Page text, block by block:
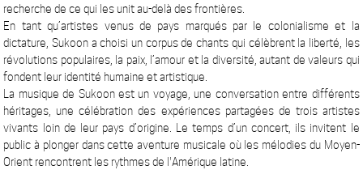
recherche de ce qui les unit au-delà des frontières.
En tant qu’artistes venus de pays marqués par le colonialisme et la
dictature, Sukoon a choisi un corpus de chants qui célèbrent la liberté, les
révolutions populaires, la paix, l’amour et la diversité, autant de valeurs qui
fondent leur identité humaine et artistique.
La musique de Sukoon est un voyage, une conversation entre différents
héritages, une célébration des expériences partagées de trois artistes
vivants loin de leur pays d’origine. Le temps d’un concert, ils invitent le
public à plonger dans cette aventure musicale où les mélodies du Moyen-
Orient rencontrent les rythmes de l'Amérique latine.